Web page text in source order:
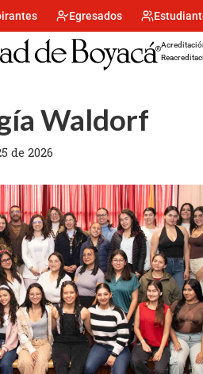
Egresados
Waldorf
de 2026